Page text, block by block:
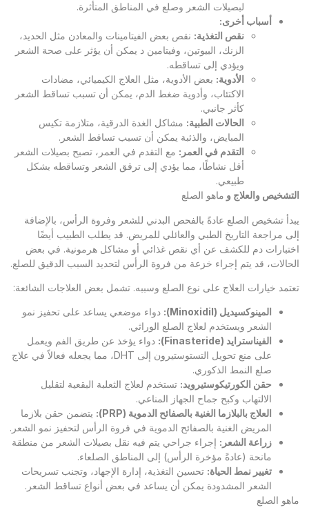
لبصيلات الشعر وصلع في المناطق المتأثرة.
أسباب أخرى:
نقص التغذية: نقص بعض الفيتامينات والمعادن مثل الحديد،
الزنك، البيوتين، وفيتامين د يمكن أن يؤثر على صحة الشعر
ويؤدي إلى تساقطه.
الأدوية: بعض الأدوية، مثل العلاج الكيميائي، مضادات
الاكتئاب، وأدوية ضغط الدم، يمكن أن تسبب تساقط الشعر
كأثر جانبي.
الحالات الطبية: مشاكل الغدة الدرقية، متلازمة تكيس
المبايض، والذئبة يمكن أن تسبب تساقط الشعر.
التقدم في العمر : مع التقدم في العمر، تصبح بصيلات الشعر
أقل نشاطًا، مما يؤدي إلى ترقق الشعر وتساقطه بشكل
طبيعي.
التشخيص والعلاج و ماهو الصلع
يبدأ تشخيص الصلع عادةً بالفحص البدني للشعر وفروة الرأس، بالإضافة
إلى مراجعة التاريخ الطبي والعائلي للمريض. قد يطلب الطبيب أيضًا
اختبارات دم للكشف عن أي نقص غذائي أو مشاكل هرمونية. في بعض
الحالات، قد يتم إجراء خزعة من فروة الرأس لتحديد السبب الدقيق للصلع.
تعتمد خيارات العلاج على نوع الصلع وسببه. تشمل بعض العلاجات الشائعة:
المينوكسيديل (Minoxidil):
دواء موضعي يساعد على تحفيز نمو
الشعر ويستخدم لعلاج الصلع الوراثي.
الفيناسترايد (Finasteride):
دواء يؤخذ عن طريق الفم ويعمل
على منع تحويل التستوستيرون إلى DHT، مما يجعله فعالاً في علاج
صلع النمط الذكوري.
حقن الكورتيكوستيرويد: تستخدم لعلاج الثعلبة البقعية لتقليل
الالتهاب وكبح جماح الجهاز المناعي.
العلاج بالبلازما الغنية بالصفائح الدموية (PRP):
يتضمن حقن بلازما
المريض الغنية بالصفائح الدموية في فروة الرأس لتحفيز نمو الشعر.
زراعة الشعر : إجراء جراحي يتم فيه نقل بصيلات الشعر من منطقة
مانحة (عادةً مؤخرة الرأس) إلى المناطق الصلعاء.
تغيير نمط الحياة: تحسين التغذية، إدارة الإجهاد، وتجنب تسريحات
الشعر المشدودة يمكن أن يساعد في بعض أنواع تساقط الشعر.
ماهو الصلع